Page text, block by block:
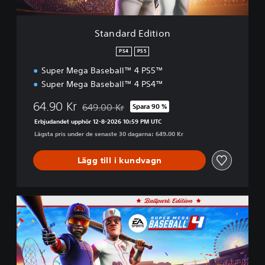
Standard Edition
PS4 PS5
Super Mega Baseball™ 4 PS5™
Super Mega Baseball™ 4 PS4™
64.90 Kr Nedsatt från ursprungspriset på 649.00 Kr
649.00 Kr Spara 90 %
Erbjudandet upphör 12-8-2026 10:59 PM UTC
Lägsta pris under de senaste 30 dagarna: 649.00 Kr
Lägg till i kundvagn
B
a
l
l
p
a